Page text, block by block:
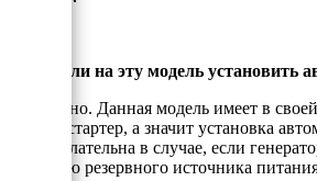
Можно ли на эту модель установить
Да, можно. Данная модель имеет в
электростартер, а значит установка
даже желательна в случае, если
функцию резервного источника